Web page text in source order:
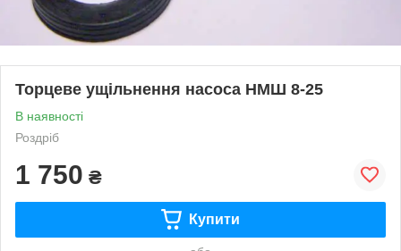
Торцеве ущільнення насоса НМШ 8-25
В наявності
Роздріб
1 750 ₴
Купити